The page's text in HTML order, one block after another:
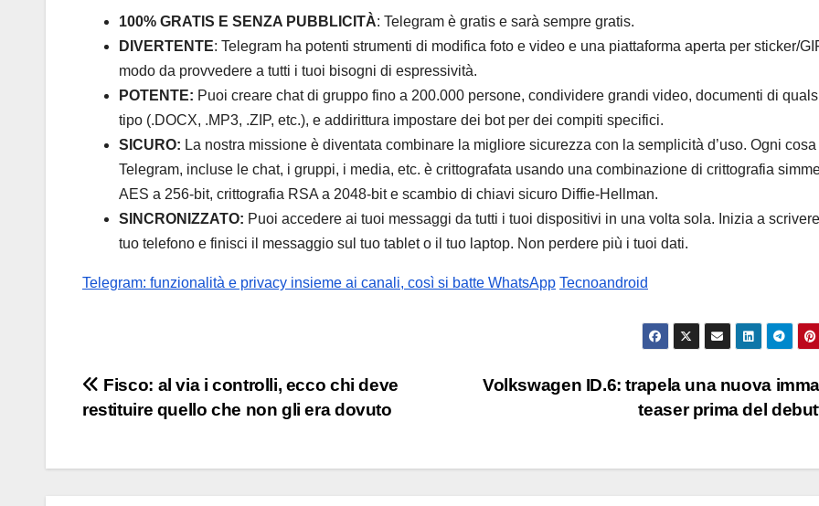
100% GRATIS E SENZA PUBBLICITÀ: Telegram è gratis e sarà sempre gratis.
DIVERTENTE: Telegram ha potenti strumenti di modifica foto e video e una piattaforma aperta per sticker/
modo da provvedere a tutti i tuoi bisogni di espressività.
POTENTE: Puoi creare chat di gruppo fino a 200.000 persone, condividere grandi video, documenti di
tipo (.DOCX, .MP3, .ZIP, etc.), e addirittura impostare dei bot per dei compiti specifici.
SICURO: La nostra missione è diventata combinare la migliore sicurezza con la semplicità d’uso. Ogni cosa
Telegram, incluse le chat, i gruppi, i media, etc. è crittografata usando una combinazione di crittografia
AES a 256-bit, crittografia RSA a 2048-bit e scambio di chiavi sicuro Diffie-Hellman.
SINCRONIZZATO: Puoi accedere ai tuoi messaggi da tutti i tuoi dispositivi in una volta sola. Inizia a scrivere
tuo telefono e finisci il messaggio sul tuo tablet o il tuo laptop. Non perdere più i tuoi dati.
Telegram: funzionalità e privacy insieme ai canali, così si batte WhatsApp Tecnoandroid
Navigazione
articoli
Volkswagen ID.6: trapela una nuova
teaser prima del
Fisco: al via i controlli, ecco chi deve
restituire quello che non gli era dovuto